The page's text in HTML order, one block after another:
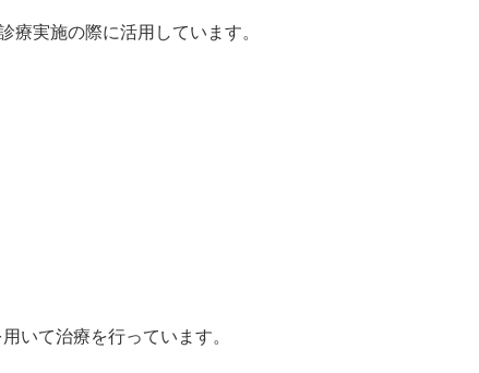
実施の際に活用しています。
いて治療を行っています。